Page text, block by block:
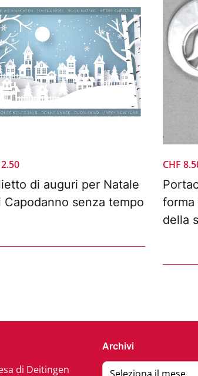
2.50
di auguri per Natale
Capodanno senza tempo
CHF
forma
della
di Deitingen
Archivi
Archivi